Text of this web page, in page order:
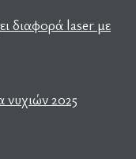
διαφορά laser με
νυχιών 2025